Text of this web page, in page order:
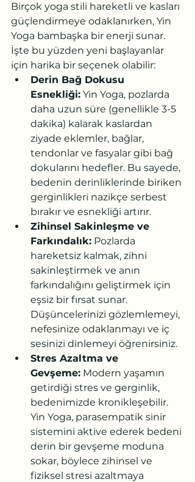
Birçok yoga stili hareketli ve kasları
güçlendirmeye odaklanırken, Yin
Yoga bambaşka bir enerji sunar.
İşte bu yüzden yeni başlayanlar
için harika bir seçenek olabilir:
Derin Bağ Dokusu
Esnekliği: Yin Yoga, pozlarda
daha uzun süre (genellikle 3-5
dakika) kalarak kaslardan
ziyade eklemler, bağlar,
tendonlar ve fasyalar gibi bağ
dokularını hedefler. Bu sayede,
bedenin derinliklerinde biriken
gerginlikleri nazikçe serbest
bırakır ve esnekliği artırır.
Zihinsel Sakinleşme ve
Farkındalık: Pozlarda
hareketsiz kalmak, zihni
sakinleştirmek ve anın
farkındalığını geliştirmek için
eşsiz bir fırsat sunar.
Düşüncelerinizi gözlemlemeyi,
nefesinize odaklanmayı ve iç
sesinizi dinlemeyi öğrenirsiniz.
Stres Azaltma ve
Gevşeme: Modern yaşamın
getirdiği stres ve gerginlik,
bedenimizde kronikleşebilir.
Yin Yoga, parasempatik sinir
sistemini aktive ederek bedeni
derin bir gevşeme moduna
sokar, böylece zihinsel ve
fiziksel stresi azaltmaya